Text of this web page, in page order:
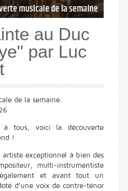
au Duc
par Luc
de la semaine.
tous, voici la découverte
!
artiste exceptionnel à bien des
multi-instrumentiste
et avant tout un
d’une voix de contre-ténor